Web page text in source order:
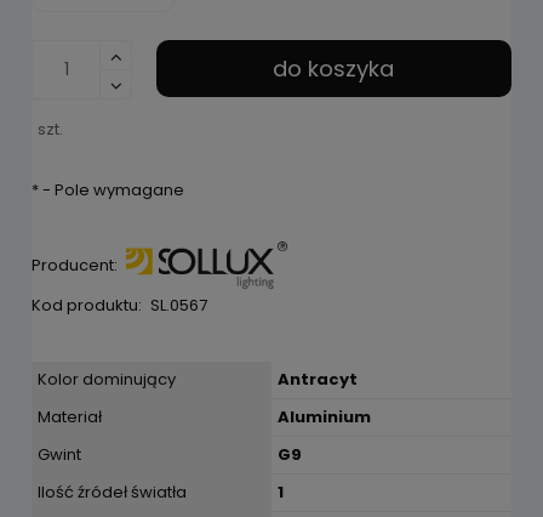
szt.
do koszyka
*- Pole wymagane
Producent:
Kod produktu: SL.0567
Kolor dominujący
Antracyt
Materiał
Aluminium
Gwint
G9
Ilość źródeł światła
1